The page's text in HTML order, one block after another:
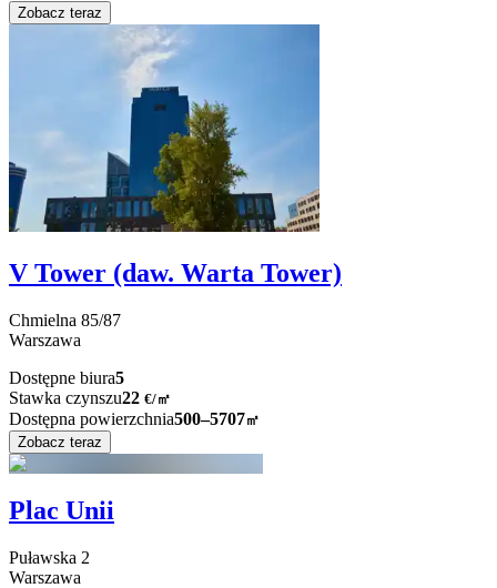
Zobacz teraz
V Tower (daw. Warta Tower)
Chmielna 85/87
Warszawa
Dostępne biura5
Stawka czynszu22 €/㎡
Dostępna powierzchnia500–5707㎡
Zobacz teraz
Plac Unii
Puławska 2
Warszawa